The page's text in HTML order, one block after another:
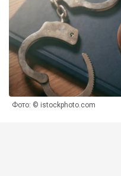
Фото: © istockphoto.com